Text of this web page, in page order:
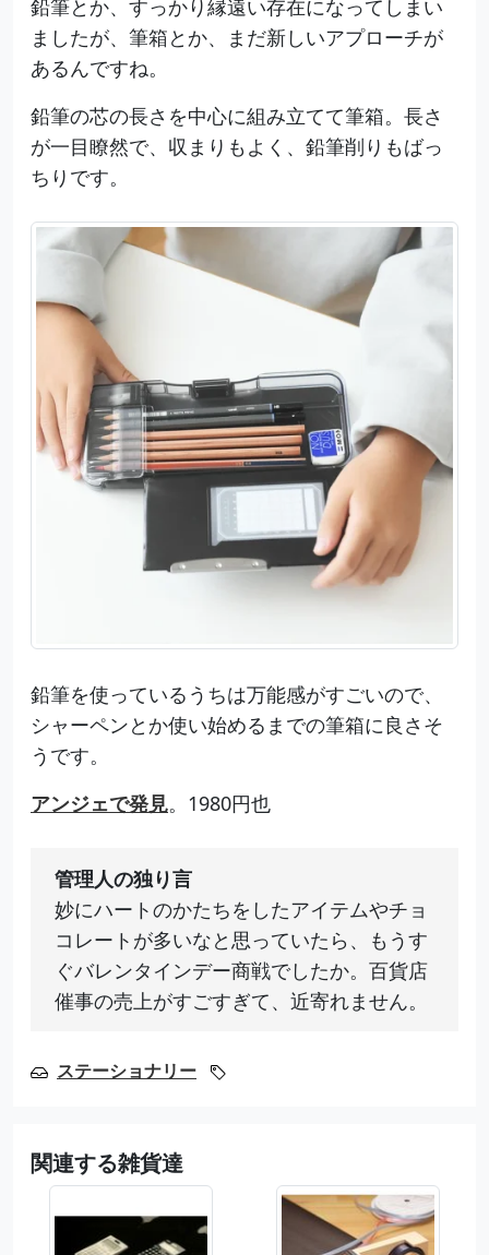
鉛筆とか、すっかり縁遠い存在になってしまい
ましたが、筆箱とか、まだ新しいアプローチが
あるんですね。
鉛筆の芯の長さを中心に組み立てて筆箱。長さ
が一目瞭然で、収まりもよく、鉛筆削りもばっ
ちりです。
鉛筆を使っているうちは万能感がすごいので、
シャーペンとか使い始めるまでの筆箱に良さそ
うです。
アンジェで発見。1980円也
管理人の独り言
妙にハートのかたちをしたアイテムやチョ
コレートが多いなと思っていたら、もうす
ぐバレンタインデー商戦でしたか。百貨店
催事の売上がすごすぎて、近寄れません。
ステーショナリー
関連する雑貨達